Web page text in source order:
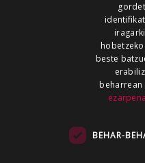
ALEA
NOAUA
hobetzeko.
beste
beharrean
BEHAR-